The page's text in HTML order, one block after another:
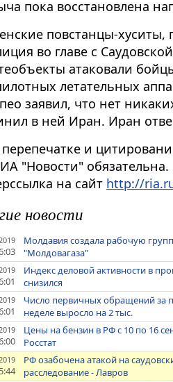
пока восстановлена
повстанцы-хуситы,
во главе с
атаковали
летательных
заявил, что нет
в ней Иран. Иран
и
"Новости"
на сайт http://
новости
Молдавия создала рабочую
"Молдовагаза"
Индекс деловой активности в
снизился
Число первичных обращений за
неделе выросло на 2 тыс.
Цены на бензин в РФ с 10 по 16
Росстат
РФ озабочена атакой на
расследование - Лавров